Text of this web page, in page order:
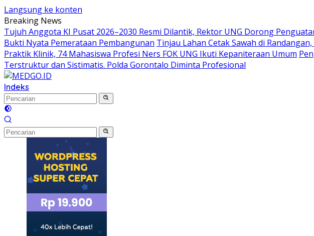
Langsung ke konten
Breaking News
Tujuh Anggota KI Pusat 2026–2030 Resmi Dilantik, Rektor UNG Dorong
Bukti Nyata Pemerataan Pembangunan Tinjau Lahan Cetak Sawah di
Praktik Klinik, 74 Mahasiswa Profesi Ners FOK UNG Ikuti Kepaniteraan Umum
Terstruktur dan Sistimatis. Polda Gorontalo Diminta Profesional
Indeks